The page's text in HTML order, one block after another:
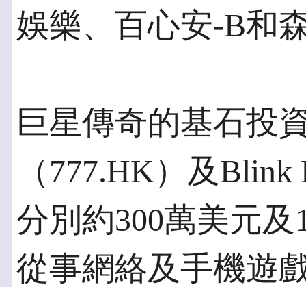
娛樂、百心安-B和
巨星傳奇的基石投
（777.HK）及
分別約300萬美元
從事網絡及手機遊